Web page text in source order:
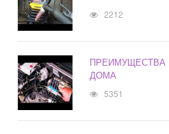
2212
ПРЕИМУЩЕСТВА
ДОМА
5351